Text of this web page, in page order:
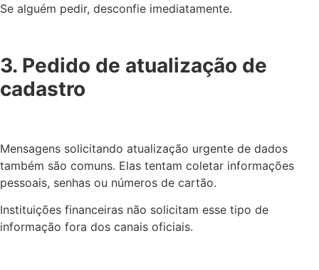
Se alguém pedir, desconfie imediatamente.
3. Pedido de atualização de
cadastro
Mensagens solicitando atualização urgente de dados
também são comuns. Elas tentam coletar informações
pessoais, senhas ou números de cartão.
Instituições financeiras não solicitam esse tipo de
informação fora dos canais oficiais.